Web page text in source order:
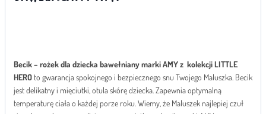
Becik – rożek dla dziecka bawełniany marki AMY z kolekcji LITTLE
HEROto gwarancja spokojnego i bezpiecznego snu Twojego Maluszka. Becik
jest delikatny i mięciutki, otula skórę dziecka. Zapewnia optymalną
temperaturę ciała o każdej porze roku. Wiemy, że Maluszek najlepiej czuł